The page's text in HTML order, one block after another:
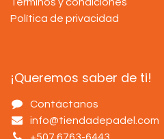
Política de privacidad
¡Queremos saber de ti!
Contáctanos
info@tiendadepadel.com
+507 6763-6443